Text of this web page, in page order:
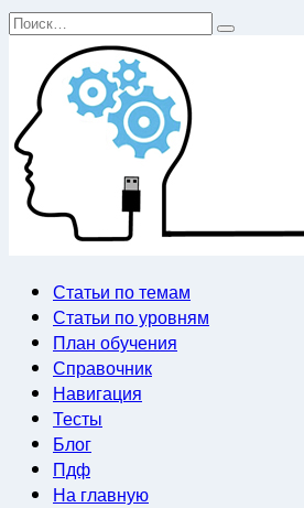
Перейти
содержанию
Search
Статьи по темам
Статьи по уровням
План обучения
Справочник
Навигация
Тесты
Блог
Пдф
На главную